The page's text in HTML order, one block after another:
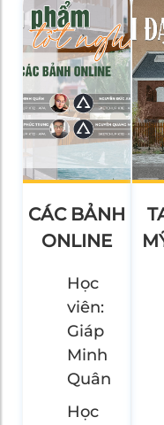
CÁC BẢNH
ONLINE
Học
viên:
Giáp
Minh
Quân
Học